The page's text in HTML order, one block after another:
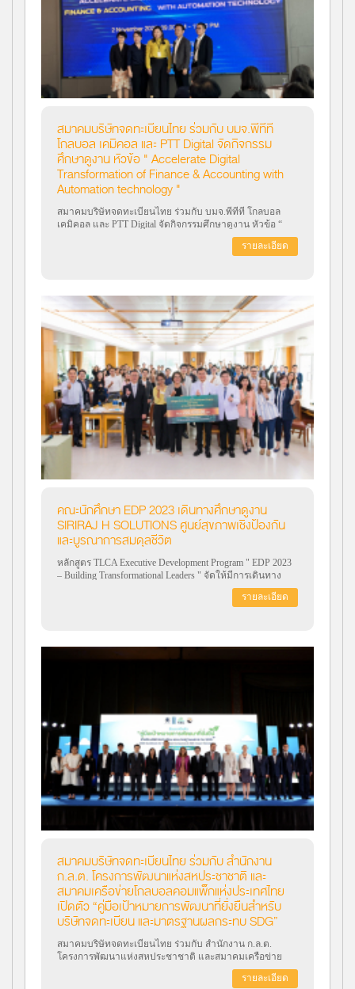
สมาคมบริษัทจดทะเบียนไทย ร่วมกับ บมจ.พีทีที
โกลบอล เคมิคอล และ PTT Digital จัดกิจกรรม
ศึกษาดูงาน หัวข้อ " Accelerate Digital
Transformation of Finance & Accounting with
Automation technology "
สมาคมบริษัทจดทะเบียนไทย ร่วมกับ บมจ.พีทีที โกลบอล
เคมิคอล และ PTT Digital จัดกิจกรรมศึกษาดูงาน หัวข้อ “
Accelerate Digital Transformation of Finance & Accounting
with Automation technology " โดยมีวัตถุประสงค์เพื่อแลก
รายละเอียด
คณะนักศึกษา EDP 2023 เดินทางศึกษาดูงาน
SIRIRAJ H SOLUTIONS ศูนย์สุขภาพเชิงป้องกัน
และบูรณาการสมดุลชีวิต
หลักสูตร TLCA Executive Development Program " EDP 2023
– Building Transformational Leaders " จัดให้มีการเดินทาง
ศึกษาดูงานSIRIRAJ H SOLUTIONS ศูนย์สุขภาพเชิง
ป้องกัน และบูรณาการสมดุลชีวิต ในวันวันอังคารที่ 31
รายละเอียด
สมาคมบริษัทจดทะเบียนไทย ร่วมกับ สำนักงาน
ก.ล.ต. โครงการพัฒนาแห่งสหประชาชาติ และ
สมาคมเครือข่ายโกลบอลคอมแพ็กแห่งประเทศไทย
เปิดตัว “คู่มือเป้าหมายการพัฒนาที่ยั่งยืนสำหรับ
บริษัทจดทะเบียน และมาตรฐานผลกระทบ SDG”
สมาคมบริษัทจดทะเบียนไทย ร่วมกับ สำนักงาน ก.ล.ต.
โครงการพัฒนาแห่งสหประชาชาติ และสมาคมเครือข่าย
โกลบอลคอมแพ็กแห่งประเทศไทย จัดงานเปิดตัว “คู่มือเป้า
หมายการพัฒนาที่ยั่งยืนสำหรับบริษัทจดทะเบียน และ
รายละเอียด